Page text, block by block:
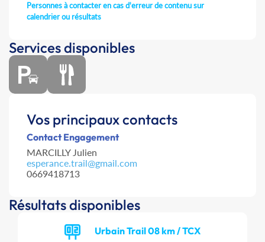
Personnes à contacter en cas d'erreur de contenu sur
calendrier ou résultats
Services disponibles
Vos principaux contacts
Contact Engagement
MARCILLY Julien
esperance.trail@gmail.com
0669418713
Résultats disponibles
Urbain Trail 08 km / TCX